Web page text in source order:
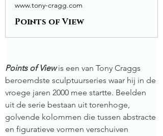
www.tony-cragg.com
Points of View
Points of View is een van Tony Craggs
beroemdste sculptuurseries waar hij in de
vroege jaren 2000 mee startte. Beelden
uit de serie bestaan uit torenhoge,
golvende kolommen die tussen abstracte
en figuratieve vormen verschuiven